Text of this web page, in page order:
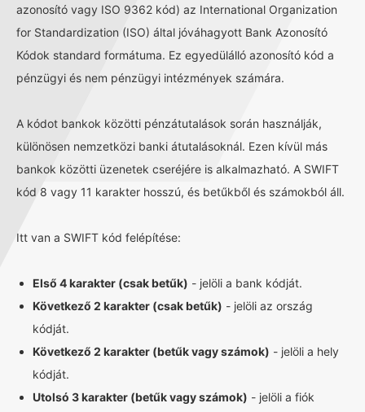
azonosító vagy ISO 9362 kód) az International Organization
for Standardization (ISO) által jóváhagyott Bank Azonosító
Kódok standard formátuma. Ez egyedülálló azonosító kód a
pénzügyi és nem pénzügyi intézmények számára.
A kódot bankok közötti pénzátutalások során használják,
különösen nemzetközi banki átutalásoknál. Ezen kívül más
bankok közötti üzenetek cseréjére is alkalmazható. A SWIFT
kód 8 vagy 11 karakter hosszú, és betűkből és számokból áll.
Itt van a SWIFT kód felépítése:
Első 4 karakter (csak betűk) - jelöli a bank kódját.
Következő 2 karakter (csak betűk) - jelöli az ország
kódját.
Következő 2 karakter (betűk vagy számok) - jelöli a hely
kódját.
Utolsó 3 karakter (betűk vagy számok) - jelöli a fiók